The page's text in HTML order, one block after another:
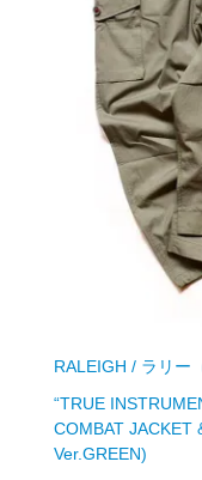
RALEIGH / ラリー
“TRUE
COMBAT JACKET
Ver.GREEN)